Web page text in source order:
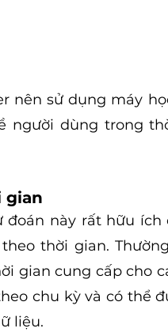
nên sử dụng máy
người dùng trong
gian
đoán này rất hữu
thời gian.
gian cung cấp cho
chu kỳ và có thể
liệu.